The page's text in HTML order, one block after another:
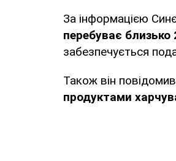
За інформацією
перебуває близько
забезпечується
Також він
продуктами